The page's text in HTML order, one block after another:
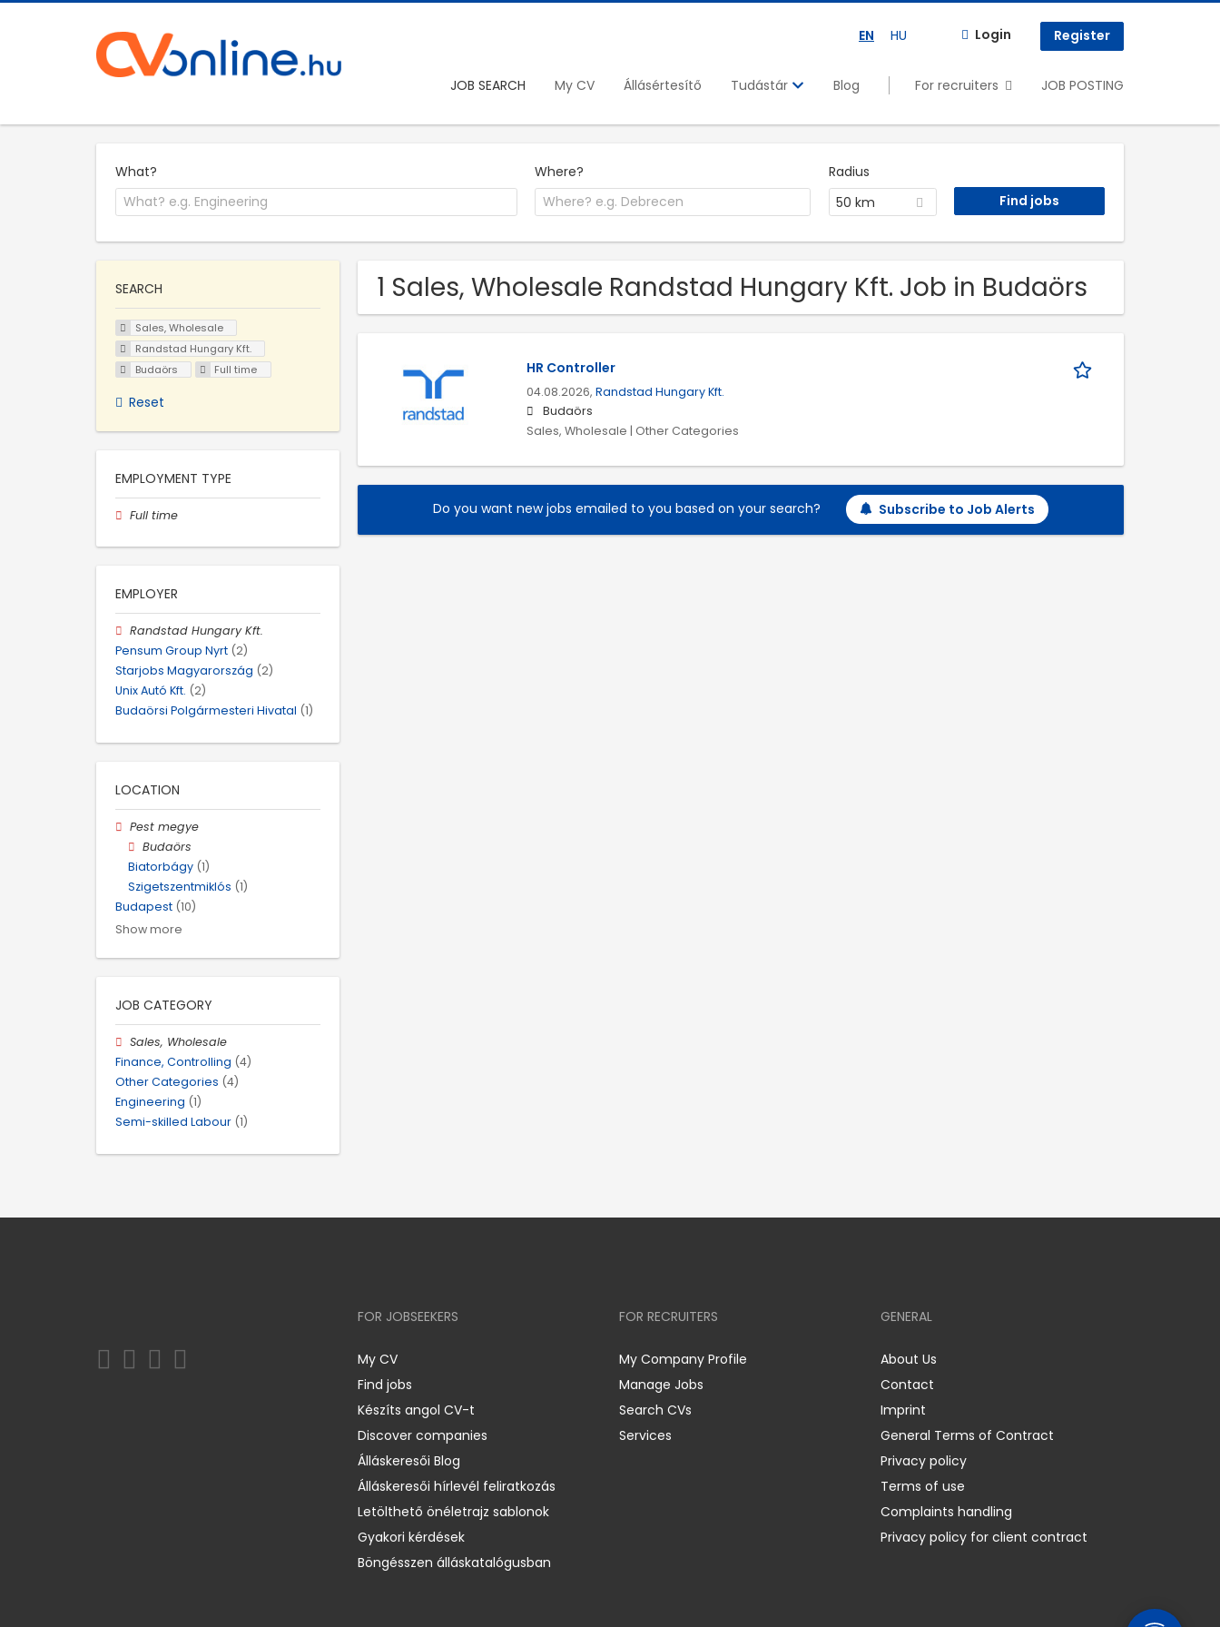
EN HU Login Register
JOB SEARCH My CV Állásértesítő Tudástár Blog For recruiters JOB POSTING
What? Where?
Radius
50 km
1 Sales, Wholesale Randstad Hungary Kft. Job in Budaörs
HR Controller
04.08.2026, Randstad Hungary Kft.
Budaörs
Sales, Wholesale | Other Categories
Do you want new jobs emailed to you based on your search? Subscribe to Job Alerts
SEARCH
Sales, Wholesale
Randstad Hungary Kft.
Budaörs
Full time
Reset
EMPLOYMENT TYPE
Full time
EMPLOYER
Randstad Hungary Kft.
Pensum Group Nyrt (2)
Starjobs Magyarország (2)
Unix Autó Kft. (2)
Budaörsi Polgármesteri Hivatal (1)
LOCATION
Pest megye
Budaörs
Biatorbágy (1)
Szigetszentmiklós (1)
Budapest (10)
Show more
JOB CATEGORY
Sales, Wholesale
Finance, Controlling (4)
Other Categories (4)
Engineering (1)
Semi-skilled Labour (1)
FOR JOBSEEKERS
My CV
Find jobs
Készíts angol CV-t
Discover companies
Álláskeresői Blog
Álláskeresői hírlevél feliratkozás
Letölthető önéletrajz sablonok
Gyakori kérdések
Böngésszen álláskatalógusban
FOR RECRUITERS
My Company Profile
Manage Jobs
Search CVs
Services
GENERAL
About Us
Contact
Imprint
General Terms of Contract
Privacy policy
Terms of use
Complaints handling
Privacy policy for client contract